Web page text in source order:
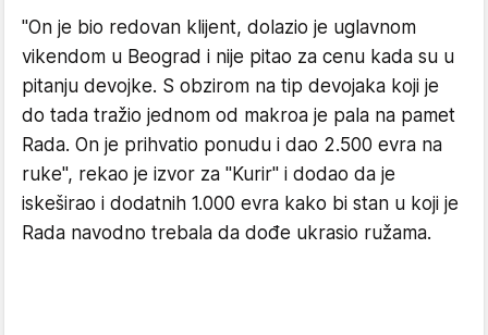
"On je bio redovan klijent, dolazio je uglavnom
vikendom u Beograd i nije pitao za cenu kada su u
pitanju devojke. S obzirom na tip devojaka koji je
do tada tražio jednom od makroa je pala na pamet
Rada. On je prihvatio ponudu i dao 2.500 evra na
ruke", rekao je izvor za "Kurir" i dodao da je
iskeširao i dodatnih 1.000 evra kako bi stan u koji je
Rada navodno trebala da dođe ukrasio ružama.